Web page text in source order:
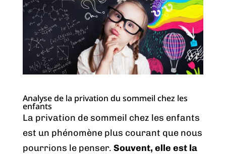
Analyse de la privation du sommeil chez les
enfants
La privation de sommeil chez les enfants
est un phénomène plus courant que nous
pourrions le penser. Souvent, elle est la